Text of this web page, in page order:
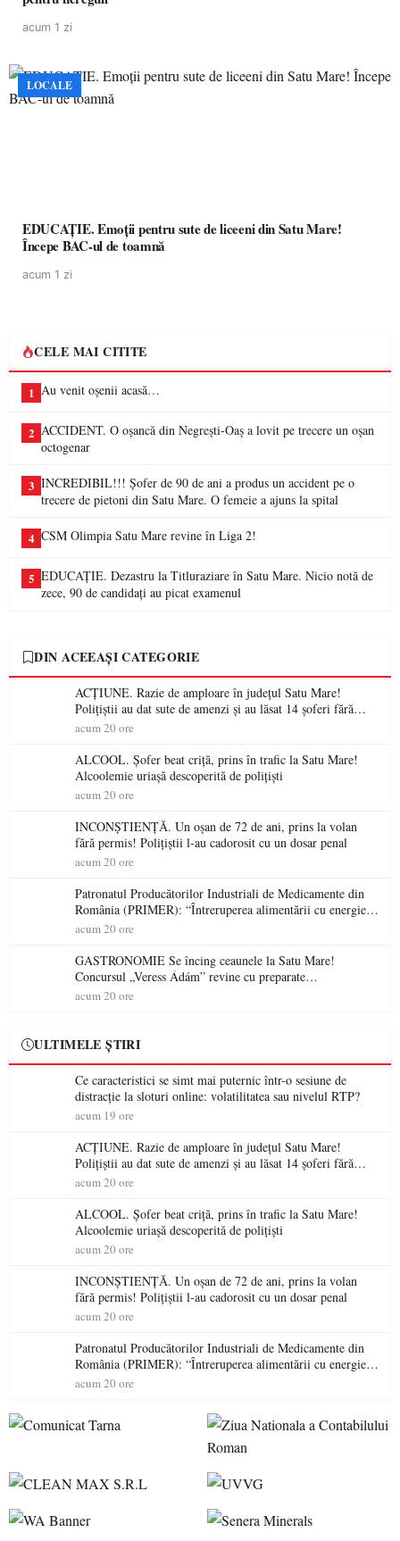
acum 1 zi
LOCALE
EDUCAȚIE. Emoții pentru sute de liceeni din Satu Mare!
Începe BAC-ul de toamnă
acum 1 zi
CELE MAI CITITE
1 Au venit oșenii acasă…
2 ACCIDENT. O oșancă din Negrești-Oaș a lovit pe trecere un oșan
octogenar
3 INCREDIBIL!!! Șofer de 90 de ani a produs un accident pe o
trecere de pietoni din Satu Mare. O femeie a ajuns la spital
4 CSM Olimpia Satu Mare revine în Liga 2!
5 EDUCAȚIE. Dezastru la Titluraziare în Satu Mare. Nicio notă de
zece, 90 de candidați au picat examenul
DIN ACEEAȘI CATEGORIE
ACȚIUNE. Razie de amploare în județul Satu Mare!
Polițiștii au dat sute de amenzi și au lăsat 14 șoferi fără
permis într-o singură zi
acum 20 ore
ALCOOL. Șofer beat criță, prins în trafic la Satu Mare!
Alcoolemie uriașă descoperită de polițiști
acum 20 ore
INCONȘTIENȚĂ. Un oșan de 72 de ani, prins la volan
fără permis! Polițiștii l-au cadorosit cu un dosar penal
acum 20 ore
Patronatul Producătorilor Industriali de Medicamente din
România (PRIMER): “Întreruperea alimentării cu energie
electrică a fabricilor de medicamente va pune în pericol
acum 20 ore
GASTRONOMIE Se încing ceaunele la Satu Mare!
Concursul „Veress Ádám” revine cu preparate
spectaculoase, premii și un jurat de renume
acum 20 ore
ULTIMELE ȘTIRI
Ce caracteristici se simt mai puternic într-o sesiune de
distracție la sloturi online: volatilitatea sau nivelul RTP?
acum 19 ore
ACȚIUNE. Razie de amploare în județul Satu Mare!
Polițiștii au dat sute de amenzi și au lăsat 14 șoferi fără
permis într-o singură zi
acum 20 ore
ALCOOL. Șofer beat criță, prins în trafic la Satu Mare!
Alcoolemie uriașă descoperită de polițiști
acum 20 ore
INCONȘTIENȚĂ. Un oșan de 72 de ani, prins la volan
fără permis! Polițiștii l-au cadorosit cu un dosar penal
acum 20 ore
Patronatul Producătorilor Industriali de Medicamente din
România (PRIMER): “Întreruperea alimentării cu energie
electrică a fabricilor de medicamente va pune în pericol
acum 20 ore